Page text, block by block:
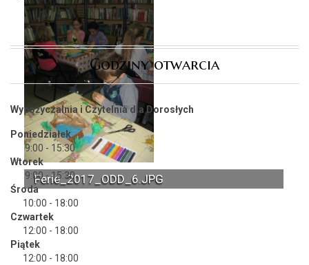
Ferie_2017_ODD_6.JPG
Godziny otwarcia
Wypożyczalnia i Czytelnia dla Dorosłych
Poniedziałek
9:00 - 15:30
Wtorek
9:00 - 15:30
Środa
10:00 - 18:00
Czwartek
12:00 - 18:00
Piątek
12:00 - 18:00